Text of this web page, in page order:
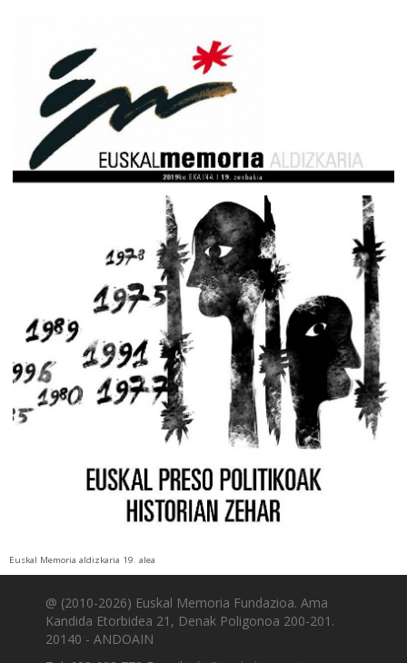
Euskal Memoria aldizkaria 19. alea
@ (2010-2026) Euskal Memoria Fundazioa. Ama
Kandida Etorbidea 21, Denak Poligonoa 200-201.
20140 - ANDOAIN